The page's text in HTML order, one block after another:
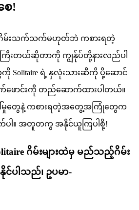
ေ!
က ဂိမ်းသက်သက်မဟုတ်ဘဲ ကစားရတဲ့
းတယ်ဆိုတာကို ကျွန်ုပ်တို့နားလည်ပါ
Solitaire ရဲ့ နှလုံးသားဆီကို ပို့ဆောင်
ဖောင်းကို တည်ဆောက်ထားပါတယ်။
ါ်မှုတွေနဲ့ ကစားရတဲ့အတွေ့အကြုံတွေက
ပါ။ အတူတကွ အနိုင်ယူကြပါစို့!
ဂိမ်းများထဲမှ မည်သည့်ဂိမ်း
ပါသည်၊ ဥပမာ-